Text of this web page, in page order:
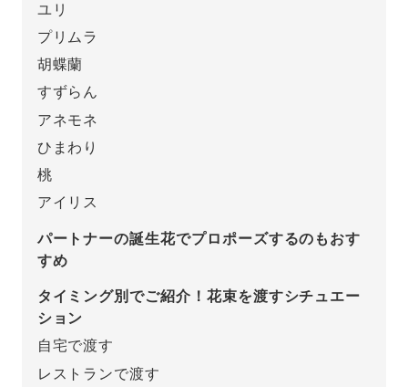
ユリ
プリムラ
胡蝶蘭
すずらん
アネモネ
ひまわり
桃
アイリス
パートナーの誕生花でプロポーズするのもおす
すめ
タイミング別でご紹介！花束を渡すシチュエー
ション
自宅で渡す
レストランで渡す
プロポーズシチュエーション診断
婚約指輪マッチング診断
プロポーズプラン検索
プロポーズの方法
タイミング
プレゼント
言葉
エピソード Follow us on